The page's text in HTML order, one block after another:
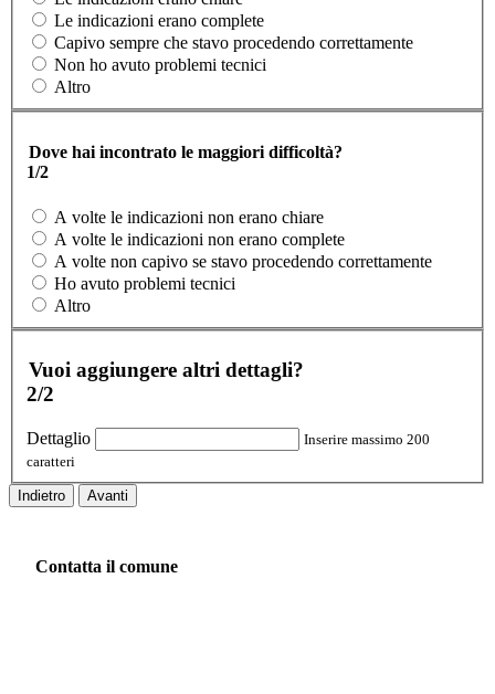
Le indicazioni erano complete
Capivo sempre che stavo procedendo correttamente
Non ho avuto problemi tecnici
Altro
Dove hai incontrato le maggiori difficoltà?
1/2
A volte le indicazioni non erano chiare
A volte le indicazioni non erano complete
A volte non capivo se stavo procedendo correttamente
Ho avuto problemi tecnici
Altro
Vuoi aggiungere altri dettagli?
2/2
Dettaglio
Inserire massimo 200
caratteri
Indietro Avanti
Contatta il comune